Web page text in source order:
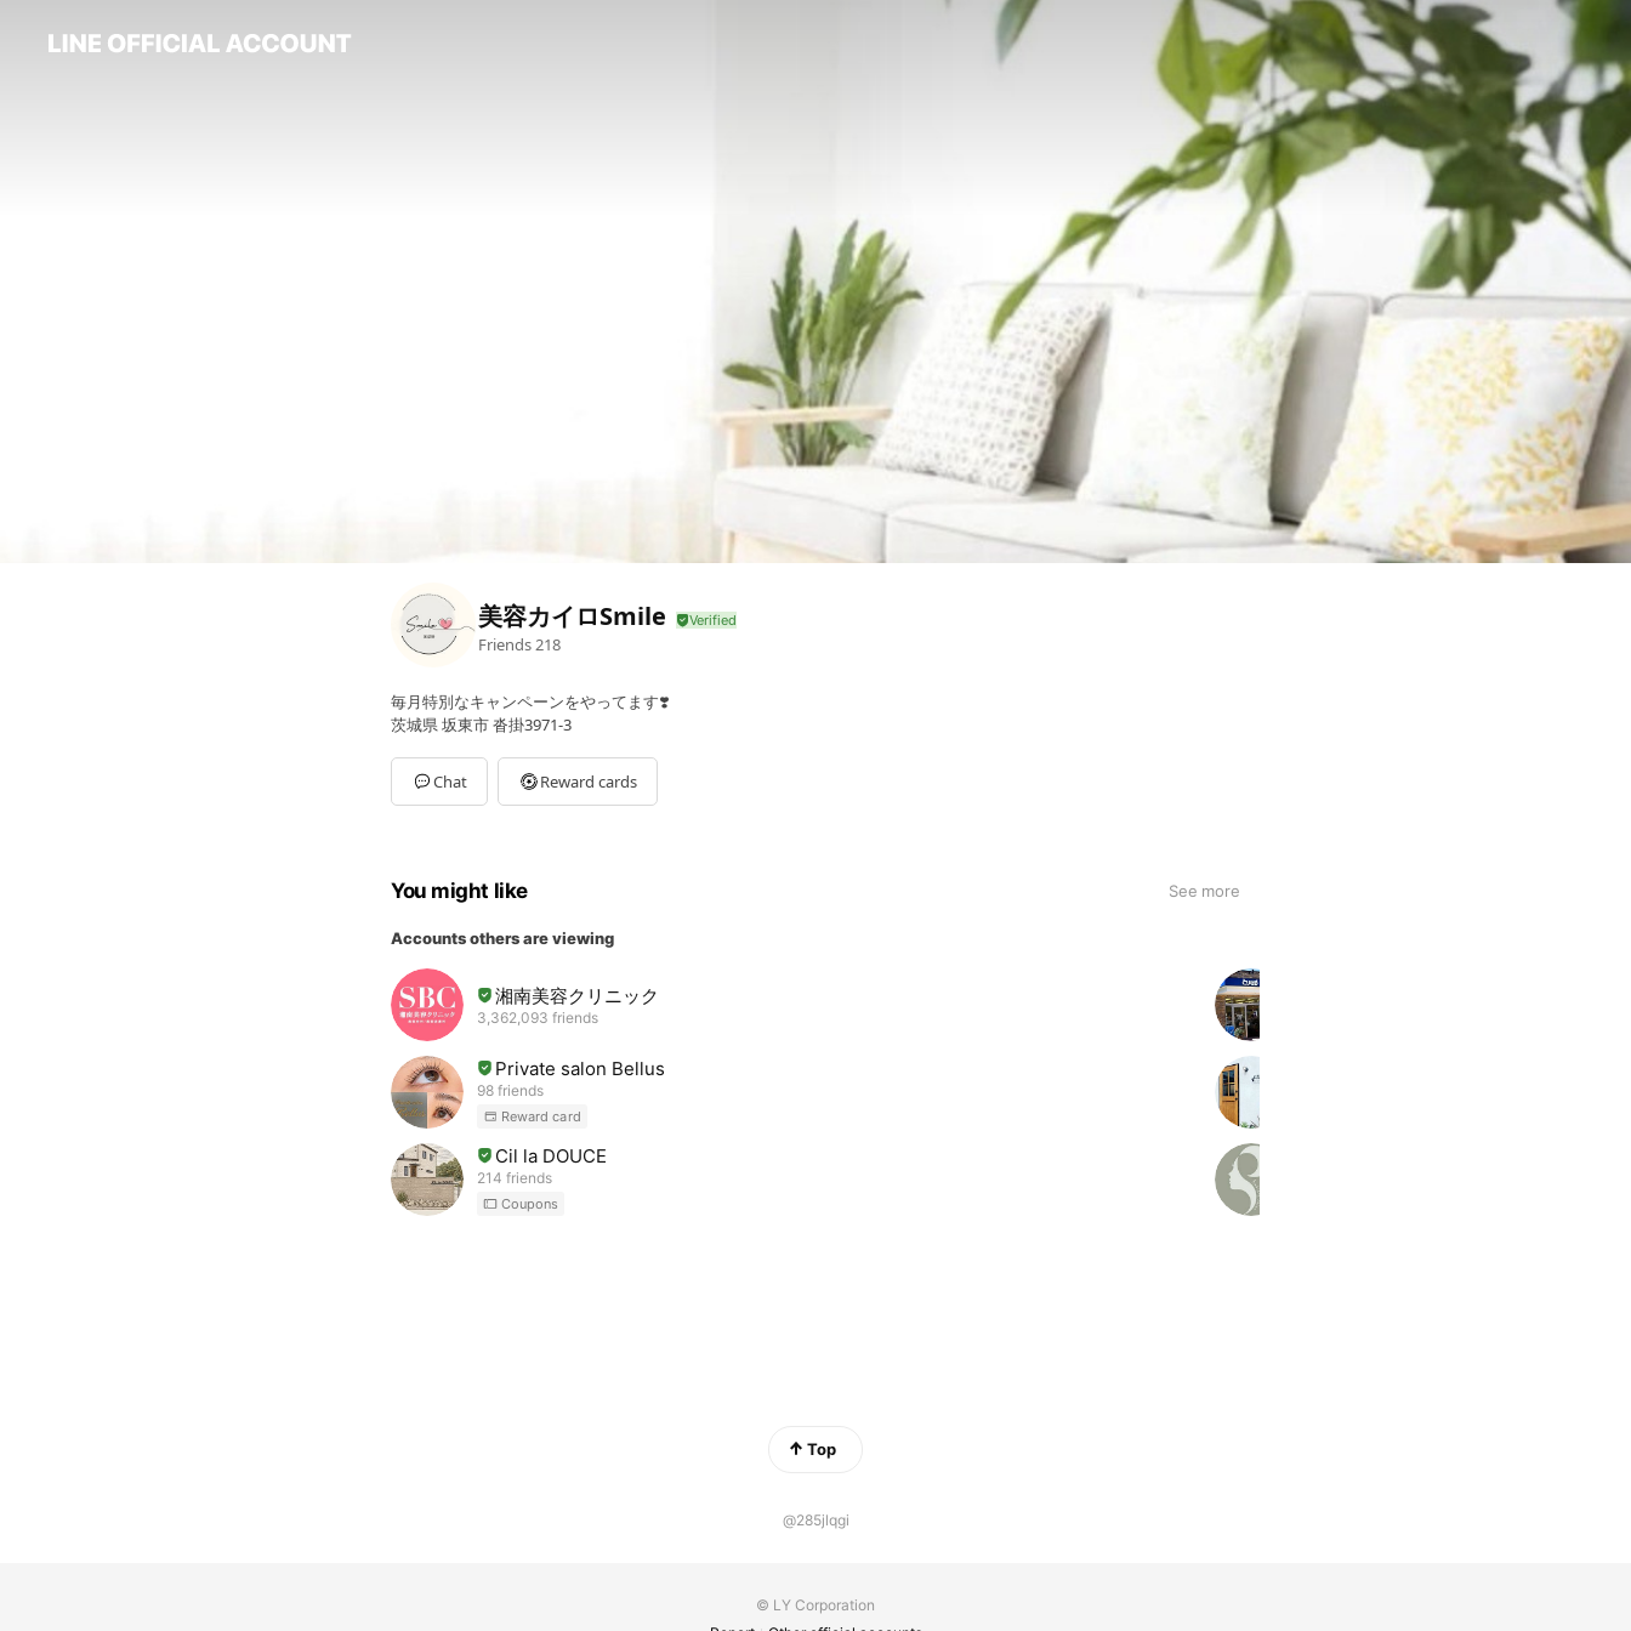
美容カイロSmile
Friends 218
毎月特別なキャンペーンをやってます❣️
茨城県 坂東市 沓掛3971-3
Chat Reward cards
You might like See more
Accounts others are viewing
湘南美容クリニック
3,362,093 friends
Private salon Bellus
98 friends
Reward card
Cil la DOUCE
214 friends
Coupons
Top
@285jlqgi
© LY Corporation